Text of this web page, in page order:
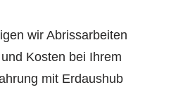
wir Abrissarbeiten
Kosten bei Ihrem
mit Erdaushub